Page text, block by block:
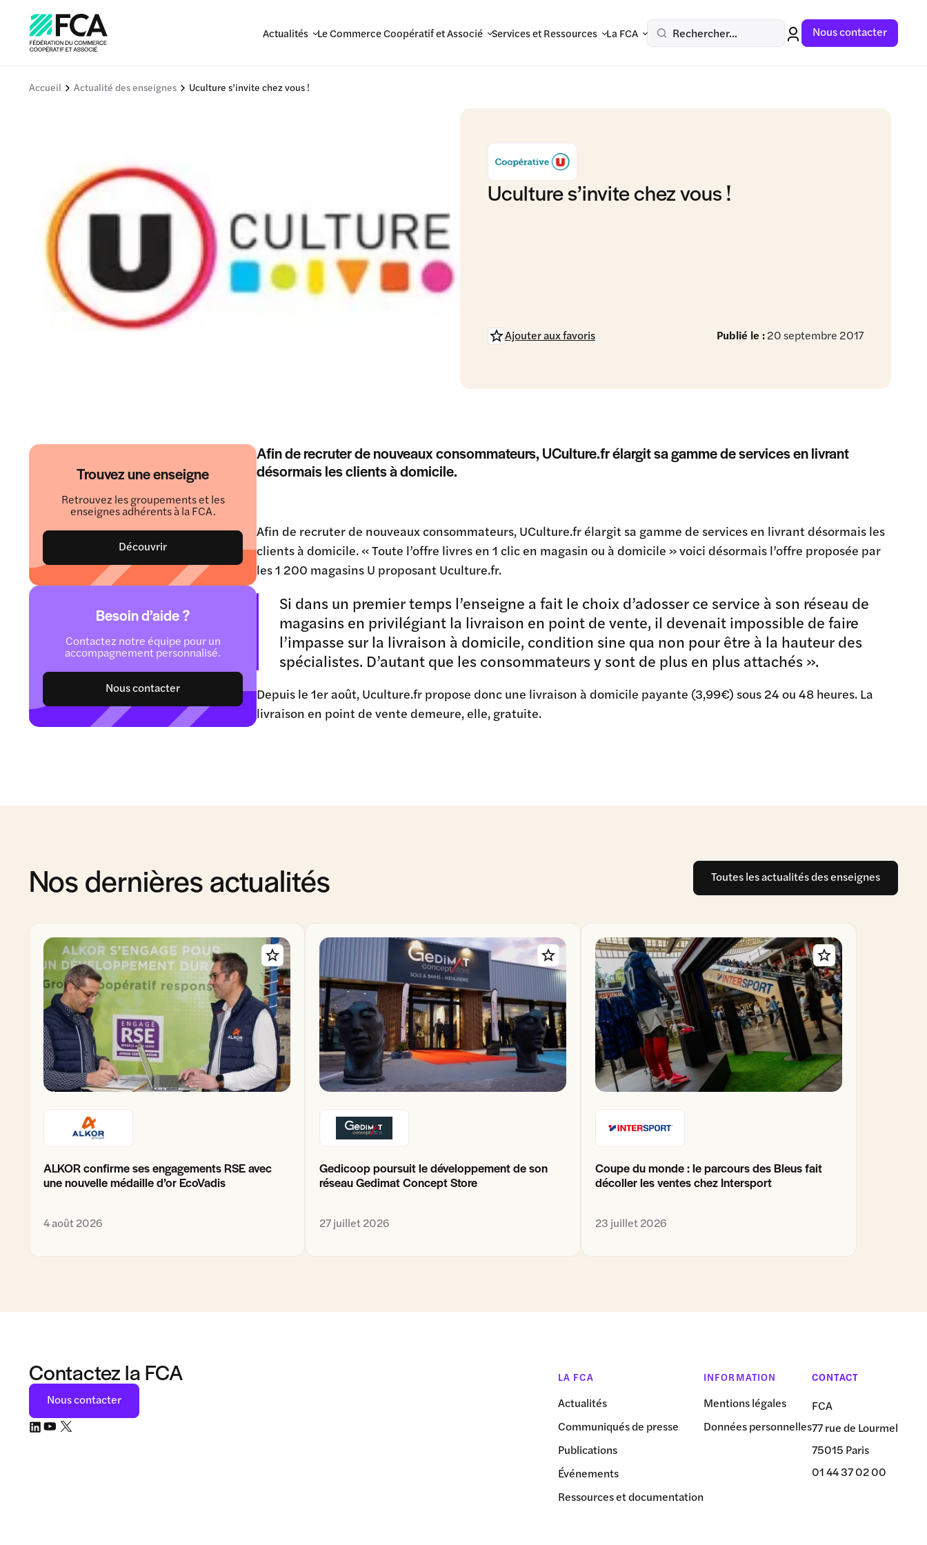
Actualités Le Commerce Coopératif et Associé Services et Ressources La FCA Rechercher... Nous contacter
Accueil Actualité des enseignes Uculture s’invite chez vous !
Uculture s’invite chez vous !
Publié le :20 septembre 2017
Ajouter aux favoris
Trouvez une enseigne
Retrouvez les groupements et les
enseignes adhérents à la FCA.
Découvrir
Besoin d’aide ?
Contactez notre équipe pour un
accompagnement personnalisé.
Nous contacter
Afin de recruter de nouveaux consommateurs, UCulture.fr élargit sa gamme de services en livrant
désormais les clients à domicile.
Afin de recruter de nouveaux consommateurs, UCulture.fr élargit sa gamme de services en livrant désormais les
clients à domicile. « Toute l’offre livres en 1 clic en magasin ou à domicile » voici désormais l’offre proposée par
les 1 200 magasins U proposant Uculture.fr.
Si dans un premier temps l’enseigne a fait le choix d’adosser ce service à son réseau de
magasins en privilégiant la livraison en point de vente, il devenait impossible de faire
l’impasse sur la livraison à domicile, condition sine qua non pour être à la hauteur des
spécialistes. D’autant que les consommateurs y sont de plus en plus attachés ».
Depuis le 1er août, Uculture.fr propose donc une livraison à domicile payante (3,99€) sous 24 ou 48 heures. La
livraison en point de vente demeure, elle, gratuite.
Nos dernières actualités Toutes les actualités des enseignes
ALKOR confirme ses engagements RSE avec
une nouvelle médaille d’or EcoVadis
4 août 2026
Gedicoop poursuit le développement de son
réseau Gedimat Concept Store
27 juillet 2026
Coupe du monde : le parcours des Bleus fait
décoller les ventes chez Intersport
23 juillet 2026
Contactez la FCA
Nous contacter
LA FCA
Actualités
Communiqués de presse
Publications
Événements
Ressources et documentation
INFORMATION
Mentions légales
Données personnelles
CONTACT
FCA
77 rue de Lourmel
75015 Paris
01 44 37 02 00